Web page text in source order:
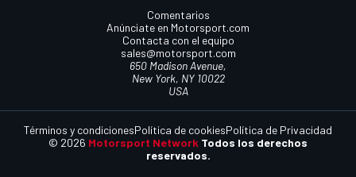
Comentarios
Anúnciate en Motorsport.com
Contacta con el equipo
sales@motorsport.com
650 Madison Avenue,
New York, NY 10022
USA
© 2026 Motorsport Network Todos los derechos
reservados.
Términos y condicionesPolítica de cookiesPolítica de Privacidad